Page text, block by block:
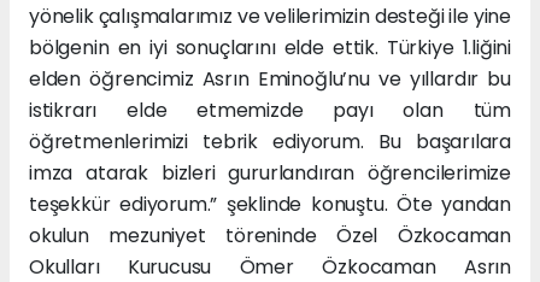
yönelik çalışmalarımız ve velilerimizin desteği ile yine
bölgenin en iyi sonuçlarını elde ettik. Türkiye 1.liğini
elden öğrencimiz Asrın Eminoğlu’nu ve yıllardır bu
istikrarı elde etmemizde payı olan tüm
öğretmenlerimizi tebrik ediyorum. Bu başarılara
imza atarak bizleri gururlandıran öğrencilerimize
teşekkür ediyorum.” şeklinde konuştu. Öte yandan
okulun mezuniyet töreninde Özel Özkocaman
Okulları Kurucusu Ömer Özkocaman Asrın